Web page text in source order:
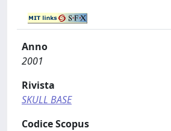
Anno
2001
Rivista
SKULL BASE
Codice Scopus